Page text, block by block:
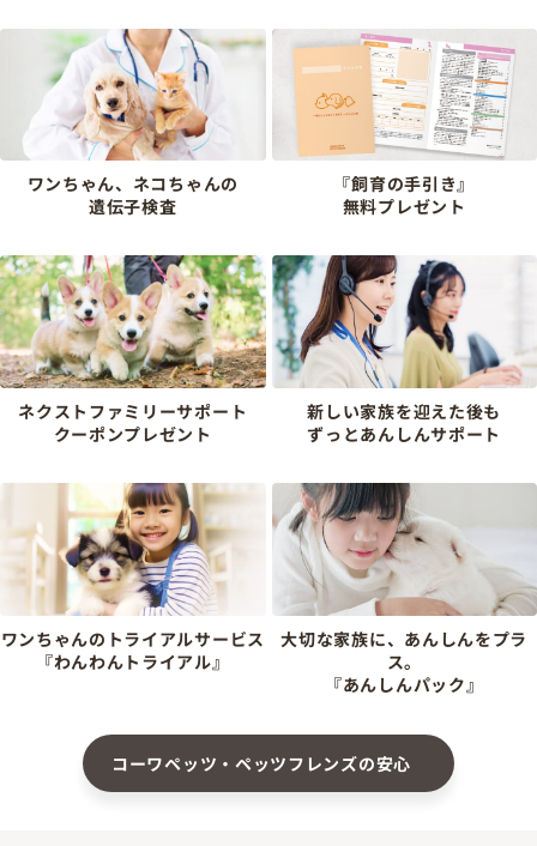
ワンちゃん、ネコちゃんの
遺伝子検査
『飼育の手引き』
無料プレゼント
ネクストファミリーサポート
クーポンプレゼント
新しい家族を迎えた後も
ずっとあんしんサポート
ワンちゃんのトライアルサービス
『わんわんトライアル』
大切な家族に、あんしんをプラ
ス。
『あんしんパック』
コーワペッツ・ペッツフレンズの安心